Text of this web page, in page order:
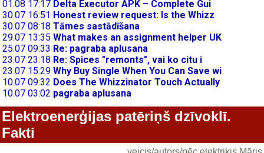
Elektroenerģijas patēriņš dzīvoklī.
Fakti